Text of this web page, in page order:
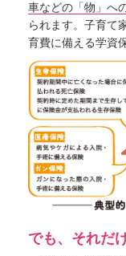
車などの「物」へ
られます。子育て
育費に備える学資
でも、それだ